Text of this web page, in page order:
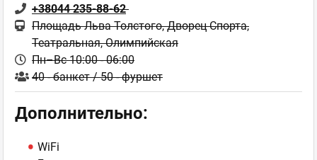
+38044 235-88-62
Площадь Льва Толстого, Дворец Спорта,
Театральная, Олимпийская
Пн–Вс 10:00 - 06:00
40 - банкет / 50 - фуршет
Дополнительно:
WiFi